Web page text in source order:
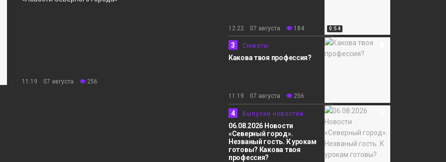
11:19 07 августа 256
0:54
12:22 07 августа 184
3 Сюжеты
Какова твоя профессия?
11:19 07 августа 256
4 Выпуски новостей
06.08.2026 Новости
«Северный город».
Незваный гость. К урокам
готовы? Какова твоя
профессия?